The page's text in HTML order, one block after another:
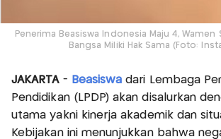
Penerima Beasiswa Indonesia Maju 4, Wamen
Bangsa Miliki Hak Sama (Foto:
JAKARTA - Beasiswa dari Lembaga
Pendidikan (LPDP) akan disalurkan
utama yakni kinerja akademik dan
Kebijakan ini menunjukkan bahwa